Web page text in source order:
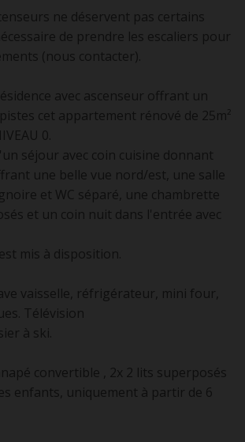
ne déservent pas certains
de prendre les escaliers pour
(nous contacter).
avec ascenseur offrant un
cet appartement rénové de 25m²
0.
séjour avec coin cuisine donnant
une belle vue nord/est, une salle
et WC séparé, une chambrette
et un coin nuit dans l'entrée avec
mis à disposition.
vaisselle, réfrigérateur, mini four,
Télévision
à ski.
convertible , 2x 2 lits superposés
enfants, uniquement à partir de 6